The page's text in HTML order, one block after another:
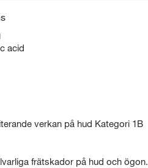
acid
verkan på hud Kategori 1B
frätskador på hud och ögon.